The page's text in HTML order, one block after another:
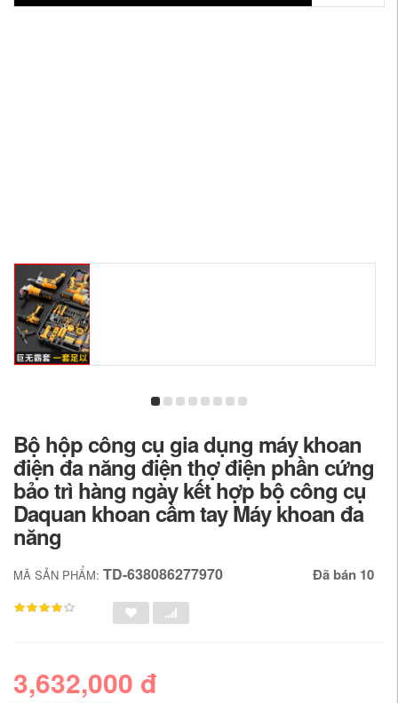
Bộ hộp công cụ gia dụng máy khoan
điện đa năng điện thợ điện phần cứng
bảo trì hàng ngày kết hợp bộ công cụ
Daquan khoan cầm tay Máy khoan đa
năng
MÃ SẢN PHẨM: TD-638086277970 Đã bán 10
3,632,000 đ